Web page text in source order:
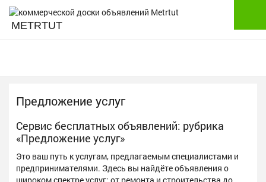
METRTUT
Предложение услуг
Сервис бесплатных объявлений: рубрика
«Предложение услуг»
Это ваш путь к услугам, предлагаемым специалистами и
предпринимателями. Здесь вы найдёте объявления о